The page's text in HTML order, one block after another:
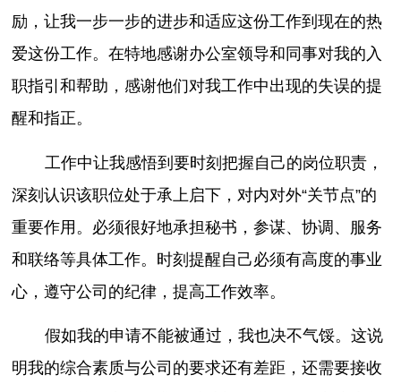
励，让我一步一步的进步和适应这份工作到现在的热
爱这份工作。在特地感谢办公室领导和同事对我的入
职指引和帮助，感谢他们对我工作中出现的失误的提
醒和指正。
工作中让我感悟到要时刻把握自己的岗位职责，
深刻认识该职位处于承上启下，对内对外“关节点”的
重要作用。必须很好地承担秘书，参谋、协调、服务
和联络等具体工作。时刻提醒自己必须有高度的事业
心，遵守公司的纪律，提高工作效率。
假如我的申请不能被通过，我也决不气馁。这说
明我的综合素质与公司的要求还有差距，还需要接收